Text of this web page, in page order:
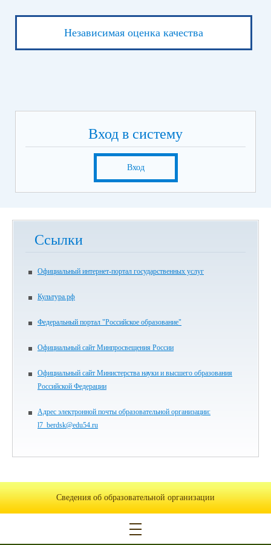
Независимая оценка качества
Вход в систему
Вход
Ссылки
Официальный интернет-портал государственных услуг
Культура.рф
Федеральный портал "Российское образование"
Официальный сайт Минпросвещения России
Официальный сайт Министерства науки и высшего образования
Российской Федерации
Адрес электронной почты образовательной организации:
l7_berdsk@edu54.ru
Сведения об образовательной организации